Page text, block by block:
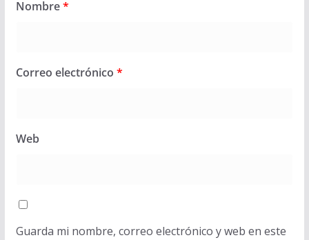
Nombre*
Correo electrónico *
Web
Guarda mi nombre, correo electrónico y web en este